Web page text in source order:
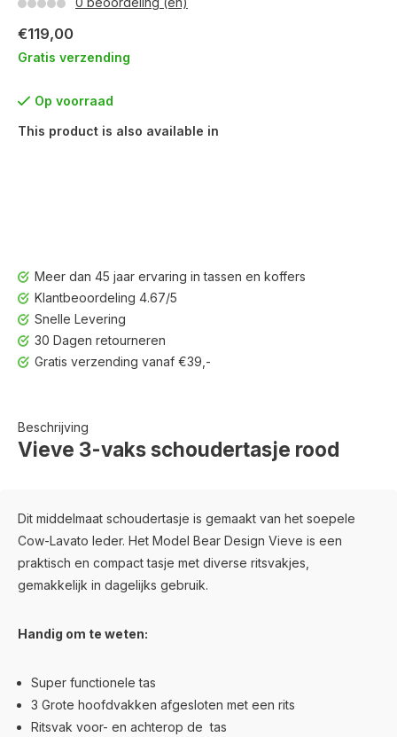
€119,00
Gratis verzending
Op voorraad
This product is also available in
Meer dan 45 jaar ervaring in tassen en koffers
Klantbeoordeling 4.67/5
Snelle Levering
30 Dagen retourneren
Gratis verzending vanaf €39,-
Beschrijving
Vieve 3-vaks schoudertasje rood
Dit middelmaat schoudertasje is gemaakt van het soepele
Cow-Lavato leder. Het Model Bear Design Vieve is een
praktisch en compact tasje met diverse ritsvakjes,
gemakkelijk in dagelijks gebruik.
Handig om te weten:
Super functionele tas
3 Grote hoofdvakken afgesloten met een rits
Ritsvak voor- en achterop de tas